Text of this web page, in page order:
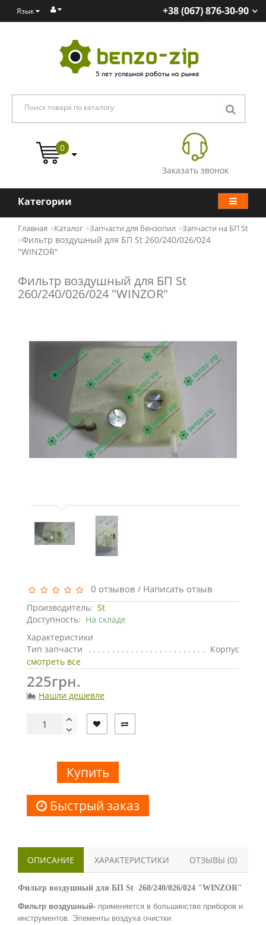
Язык +38 (067) 876-30-90
Заказать звонок
0
Категории
Главная Каталог Запчасти для бензопил Запчасти на БП St
Фильтр воздушный для БП St 260/240/026/024
"WINZOR"
Фильтр воздушный для БП St
260/240/026/024 "WINZOR"
0 отзывов / Написать отзыв
Производитель: St
Доступность: На складе
Характеристики
Тип запчасти
Корпус
смотреть все
225грн.
Нашли дешевле
Купить
Быстрый заказ
ОПИСАНИЕ ХАРАКТЕРИСТИКИ ОТЗЫВЫ (0)
Фильтр воздушный для БП St 260/240/026/024 "WINZOR"
Фильтр воздушный- применяется в большинстве приборов и
инструментов. Элементы воздуха очистки